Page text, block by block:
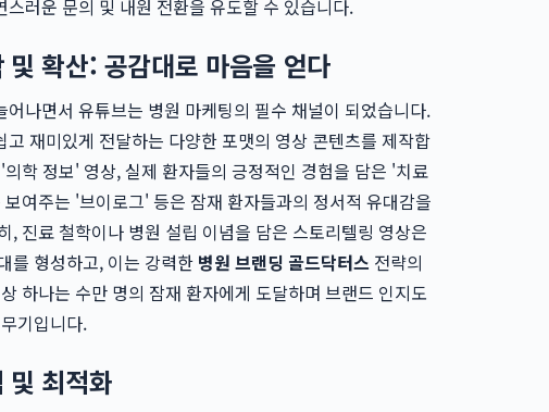
러운 문의 및 내원 전환을 유도할 수 있습니다.
확산: 공감대로 마음을 얻다
나면서 유튜브는 병원 마케팅의 필수 채널이 되었습니다.
재미있게 전달하는 다양한 포맷의 영상 콘텐츠를 제작합
학 정보' 영상, 실제 환자들의 긍정적인 경험을 담은 '치료
여주는 '브이로그' 등은 잠재 환자들과의 정서적 유대감을
, 진료 철학이나 병원 설립 이념을 담은 스토리텔링 영상은
를 형성하고, 이는 강력한 병원 브랜딩 골드닥터스 전략의
하나는 수만 명의 잠재 환자에게 도달하며 브랜드 인지도
기입니다.
및 최적화